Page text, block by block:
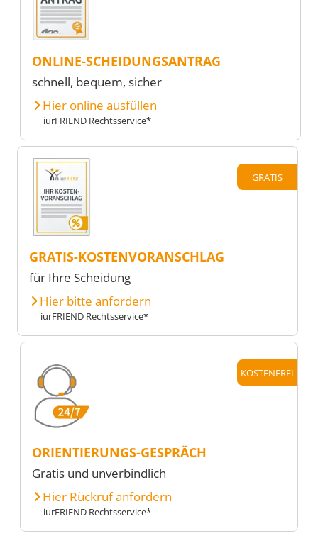
ONLINE-SCHEIDUNGSANTRAG
schnell, bequem, sicher
Hier online ausfüllen
iurFRIEND Rechtsservice*
GRATIS
GRATIS-KOSTENVORANSCHLAG
für Ihre Scheidung
Hier bitte anfordern
iurFRIEND Rechtsservice*
KOSTENFREI
ORIENTIERUNGS-GESPRÄCH
Gratis und unverbindlich
Hier Rückruf anfordern
iurFRIEND Rechtsservice*